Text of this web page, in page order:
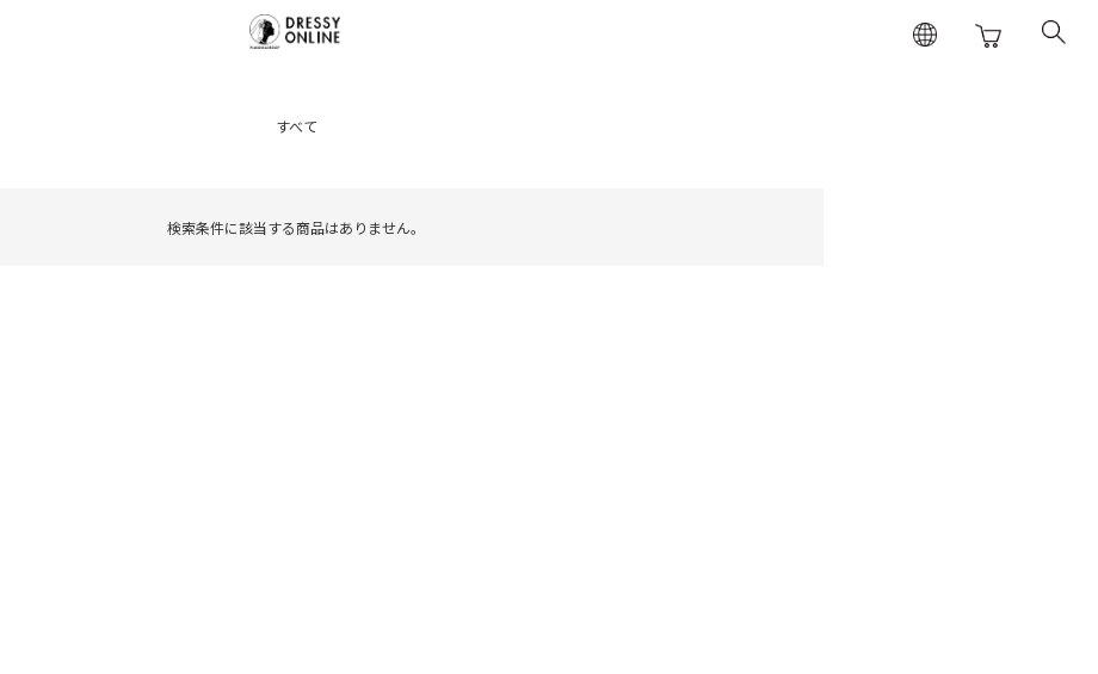
すべて
検索条件に該当する商品はありません。